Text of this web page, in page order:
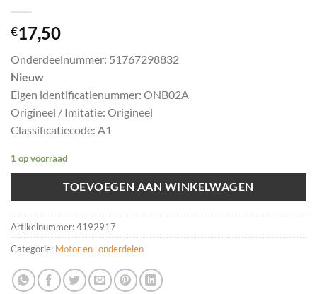
€17,50
Onderdeelnummer: 51767298832
Nieuw
Eigen identificatienummer: ONB02A
Origineel / Imitatie: Origineel
Classificatiecode: A1
1 op voorraad
TOEVOEGEN AAN WINKELWAGEN
Artikelnummer:4192917
Categorie: Motor en -onderdelen